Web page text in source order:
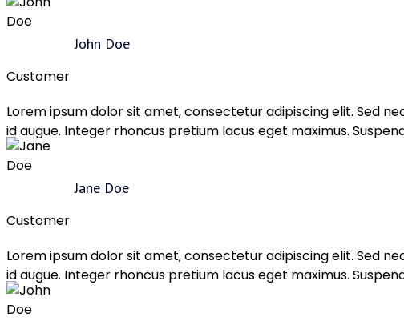
John Doe
Customer
Lorem ipsum dolor sit amet, consectetur adipiscing elit. Sed
id augue. Integer rhoncus pretium lacus eget maximus.
Jane Doe
Customer
Lorem ipsum dolor sit amet, consectetur adipiscing elit. Sed
id augue. Integer rhoncus pretium lacus eget maximus.